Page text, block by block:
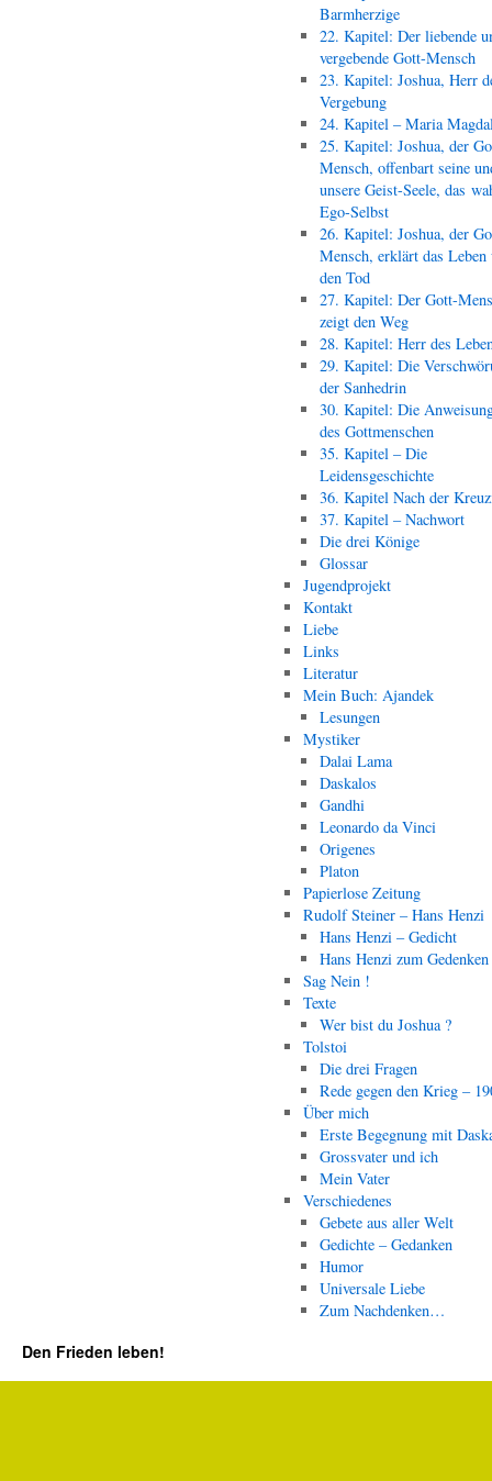
Barmherzige
22. Kapitel: Der liebende
vergebende Gott-Mensch
23. Kapitel: Joshua, Herr
Vergebung
24. Kapitel – Maria
25. Kapitel: Joshua, der
Mensch, offenbart seine
unsere Geist-Seele, das
Ego-Selbst
26. Kapitel: Joshua, der
Mensch, erklärt das Leben
den Tod
27. Kapitel: Der Gott-
zeigt den Weg
28. Kapitel: Herr des
29. Kapitel: Die
der Sanhedrin
30. Kapitel: Die
des Gottmenschen
35. Kapitel – Die
Leidensgeschichte
36. Kapitel Nach der
37. Kapitel – Nachwort
Die drei Könige
Glossar
Jugendprojekt
Kontakt
Liebe
Links
Literatur
Mein Buch: Ajandek
Lesungen
Mystiker
Dalai Lama
Daskalos
Gandhi
Leonardo da Vinci
Origenes
Platon
Papierlose Zeitung
Rudolf Steiner – Hans Henzi
Hans Henzi – Gedicht
Hans Henzi zum Gedenken
Sag Nein !
Texte
Wer bist du Joshua ?
Tolstoi
Die drei Fragen
Rede gegen den Krieg –
Über mich
Erste Begegnung mit
Grossvater und ich
Mein Vater
Verschiedenes
Gebete aus aller Welt
Gedichte – Gedanken
Humor
Universale Liebe
Zum Nachdenken…
Den Frieden leben!